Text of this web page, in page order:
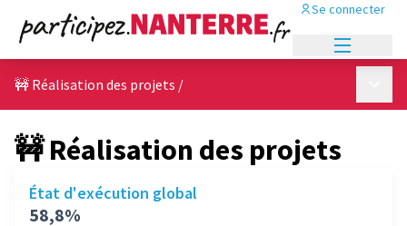
Se connecter
🚧 Réalisation des projets /
🚧 Réalisation des projets
État d'exécution global
58,8%